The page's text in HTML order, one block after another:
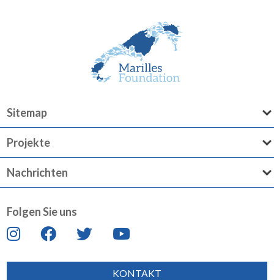
Sitemap
Projekte
Nachrichten
Folgen Sie uns
KONTAKT